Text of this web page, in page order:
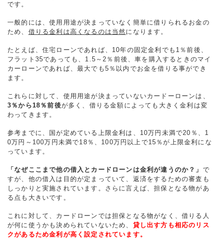
です。
一般的には、使用用途が決まっていなく簡単に借りられるお金の
ため、 借りる金利は高くなるのは当然になります。
たとえば、住宅ローンであれば、10年の固定金利でも1％前後、
フラット35であっても、1.5～2％前後、車を購入するときのマイ
カーローンであれば、最大でも5％以内でお金を借りる事ができ
ます。
これらに対して、使用用途が決まっていないカードーローンは、
3％から18％前後が多く、借りる金額によっても大きく金利は変
わってきます。
参考までに、国が定めている上限金利は、10万円未満で20％、1
0万円～100万円未満で18％、100万円以上で15％が上限金利にな
っています。
「なぜここまで他の借入とカードローンは金利が違うのか？」 で
すが、他の借入は目的が定まっていて、返済をするための審査も
しっかりと実施されています。さらに言えば、担保となる物があ
る点も大きいです。
これに対して、カードローンでは担保となる物がなく、借りる人
が何に使うかも決められていないため、 貸し出す方も相応のリス
クがあるため金利が高く設定されています。